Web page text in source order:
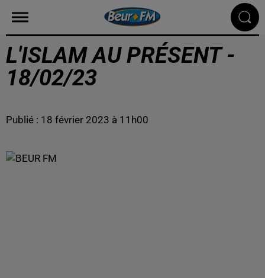
L'ISLAM AU PRÉSENT -
18/02/23
Publié : 18 février 2023 à 11h00